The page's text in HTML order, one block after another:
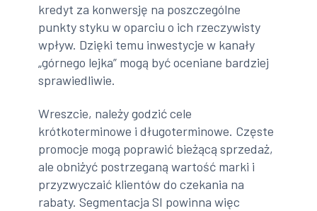
kredyt za konwersję na poszczególne
punkty styku w oparciu o ich rzeczywisty
wpływ. Dzięki temu inwestycje w kanały
„górnego lejka” mogą być oceniane bardziej
sprawiedliwie.
Wreszcie, należy godzić cele
krótkoterminowe i długoterminowe. Częste
promocje mogą poprawić bieżącą sprzedaż,
ale obniżyć postrzeganą wartość marki i
przyzwyczaić klientów do czekania na
rabaty. Segmentacja SI powinna więc